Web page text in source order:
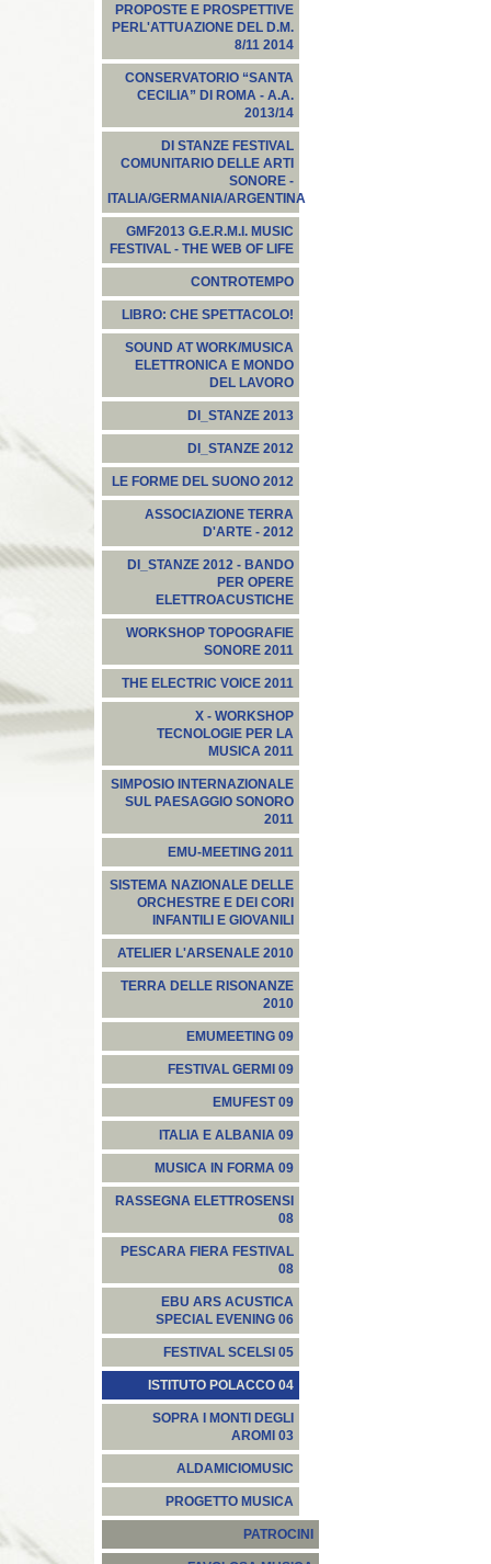
PROPOSTE E PROSPETTIVE
PERL'ATTUAZIONE DEL D.M.
8/11 2014
CONSERVATORIO “SANTA
CECILIA” DI ROMA - A.A.
2013/14
DI STANZE FESTIVAL
COMUNITARIO DELLE ARTI
SONORE -
ITALIA/GERMANIA/ARGENTINA
GMF2013 G.E.R.M.I. MUSIC
FESTIVAL - THE WEB OF LIFE
CONTROTEMPO
LIBRO: CHE SPETTACOLO!
SOUND AT WORK/MUSICA
ELETTRONICA E MONDO
DEL LAVORO
DI_STANZE 2013
DI_STANZE 2012
LE FORME DEL SUONO 2012
ASSOCIAZIONE TERRA
D'ARTE - 2012
DI_STANZE 2012 - BANDO
PER OPERE
ELETTROACUSTICHE
WORKSHOP TOPOGRAFIE
SONORE 2011
THE ELECTRIC VOICE 2011
X - WORKSHOP
TECNOLOGIE PER LA
MUSICA 2011
SIMPOSIO INTERNAZIONALE
SUL PAESAGGIO SONORO
2011
EMU-MEETING 2011
SISTEMA NAZIONALE DELLE
ORCHESTRE E DEI CORI
INFANTILI E GIOVANILI
ATELIER L'ARSENALE 2010
TERRA DELLE RISONANZE
2010
EMUMEETING 09
FESTIVAL GERMI 09
EMUFEST 09
ITALIA E ALBANIA 09
MUSICA IN FORMA 09
RASSEGNA ELETTROSENSI
08
PESCARA FIERA FESTIVAL
08
EBU ARS ACUSTICA
SPECIAL EVENING 06
FESTIVAL SCELSI 05
ISTITUTO POLACCO 04
SOPRA I MONTI DEGLI
AROMI 03
ALDAMICIOMUSIC
PROGETTO MUSICA
PATROCINI